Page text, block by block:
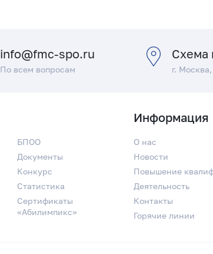
info@fmc-spo.ru
По всем вопросам
Схема
г.
БПОО
Документы
Конкурс
Статистика
Сертификаты
«Абилимпикс»
Информация
О нас
Новости
Повышение
Деятельность
Контакты
Горячие линии